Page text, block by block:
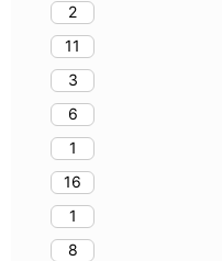
2
11
3
6
1
16
1
8